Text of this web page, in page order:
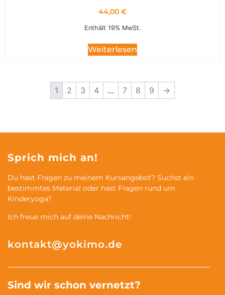
44,00 €
Enthält 19% MwSt.
Weiterlesen
1 2 3 4 … 7 8 9 →
Sprich mich an!
Du hast Fragen zu meinem Kursangebot? Suchst ein
bestimmtes Material oder hast Fragen rund um
Kinderyoga?
Ich freue mich auf deine Nachricht!
kontakt@yokimo.de
Sind wir schon vernetzt?